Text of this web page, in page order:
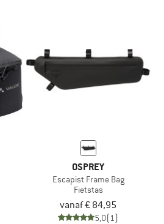
OSPREY
Escapist Frame Bag
Fietstas
vanaf € 84,95
5,0(1)